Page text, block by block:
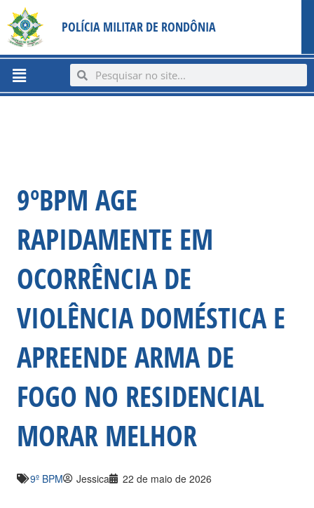
content
para
conteúdo
POLÍCIA MILITAR DE RONDÔNIA
Menu SearchSearch
9ºBPM AGE
RAPIDAMENTE EM
OCORRÊNCIA DE
VIOLÊNCIA DOMÉSTICA E
APREENDE ARMA DE
FOGO NO RESIDENCIAL
MORAR MELHOR
9º BPM Jessica 22 de maio de 2026